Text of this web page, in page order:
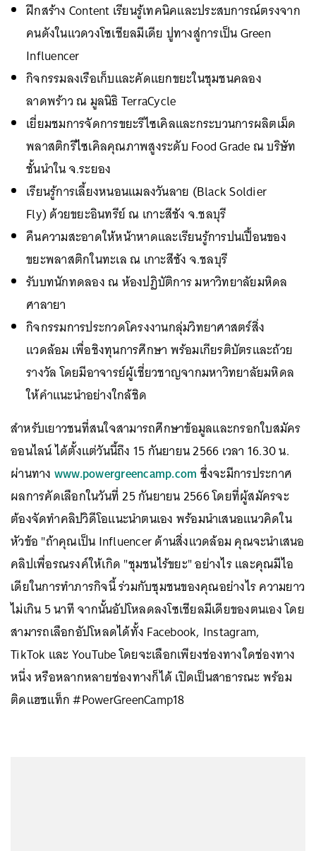
ฝึกสร้าง Content เรียนรู้เทคนิคและประสบการณ์ตรงจาก
คนดังในแวดวงโซเชียลมีเดีย ปูทางสู่การเป็น Green
Influencer
กิจกรรมลงเรือเก็บและคัดแยกขยะในชุมชนคลอง
ลาดพร้าว ณ มูลนิธิ TerraCycle
เยี่ยมชมการจัดการขยะรีไซเคิลและกระบวนการผลิตเม็ด
พลาสติกรีไซเคิลคุณภาพสูงระดับ Food Grade ณ บริษัท
ชั้นนำใน จ.ระยอง
เรียนรู้การเลี้ยงหนอนแมลงวันลาย (Black Soldier
Fly) ด้วยขยะอินทรีย์ ณ เกาะสีชัง จ.ชลบุรี
คืนความสะอาดให้หน้าหาดและเรียนรู้การปนเปื้อนของ
ขยะพลาสติกในทะเล ณ เกาะสีชัง จ.ชลบุรี
รับบทนักทดลอง ณ ห้องปฏิบัติการ มหาวิทยาลัยมหิดล
ศาลายา
กิจกรรมการประกวดโครงงานกลุ่มวิทยาศาสตร์สิ่ง
แวดล้อม เพื่อชิงทุนการศึกษา พร้อมเกียรติบัตรและถ้วย
รางวัล โดยมีอาจารย์ผู้เชี่ยวชาญจากมหาวิทยาลัยมหิดล
ให้คำแนะนำอย่างใกล้ชิด
สำหรับเยาวชนที่สนใจสามารถศึกษาข้อมูลและกรอกใบสมัคร
ออนไลน์ ได้ตั้งแต่วันนี้ถึง 15 กันยายน 2566 เวลา 16.30 น.
ผ่านทาง www.powergreencamp.com ซึ่งจะมีการประกาศ
ผลการคัดเลือกในวันที่ 25 กันยายน 2566 โดยที่ผู้สมัครจะ
ต้องจัดทำคลิปวิดีโอแนะนำตนเอง พร้อมนำเสนอแนวคิดใน
หัวข้อ "ถ้าคุณเป็น Influencer ด้านสิ่งแวดล้อม คุณจะนำเสนอ
คลิปเพื่อรณรงค์ให้เกิด "ชุมชนไร้ขยะ" อย่างไร และคุณมีไอ
เดียในการทำภารกิจนี้ ร่วมกับชุมชนของคุณอย่างไร ความยาว
ไม่เกิน 5 นาที จากนั้นอัปโหลดลงโซเชียลมีเดียของตนเอง โดย
สามารถเลือกอัปโหลดได้ทั้ง Facebook, Instagram,
TikTok และ YouTube โดยจะเลือกเพียงช่องทางใดช่องทาง
หนึ่ง หรือหลากหลายช่องทางก็ได้ เปิดเป็นสาธารณะ พร้อม
ติดแฮชแท็ก #PowerGreenCamp18